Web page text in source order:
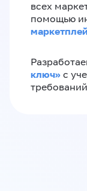
всех
помощью
ключ»‎ с